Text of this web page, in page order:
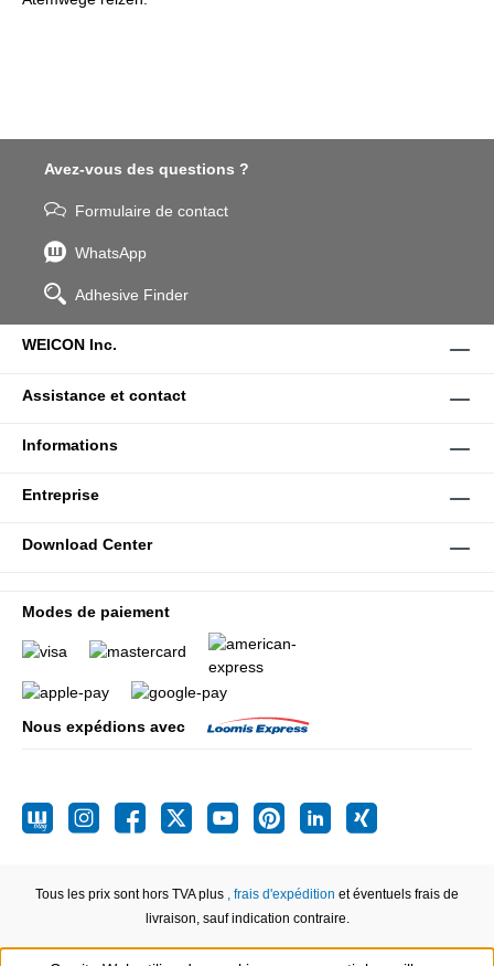
Avez-vous des questions ?
Formulaire de contact
WhatsApp
Adhesive Finder
WEICON Inc.
Assistance et contact
Informations
Entreprise
Download Center
Modes de paiement
Nous expédions avec
Tous les prix sont hors TVA plus , frais d'expédition et éventuels frais de
livraison, sauf indication contraire.